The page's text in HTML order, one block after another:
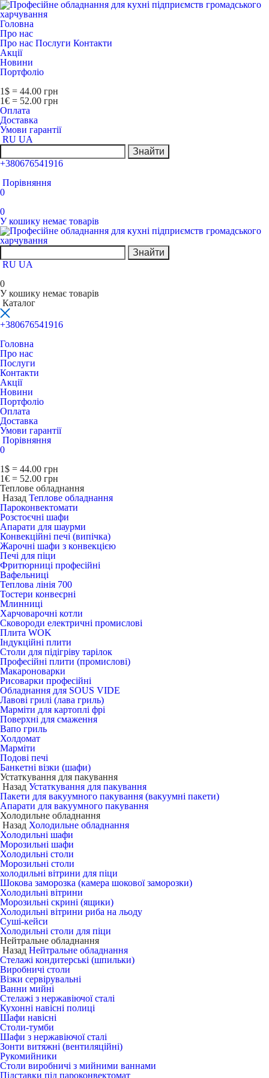
Головна
Про нас
Про нас Послуги Контакти
Акції
Новини
Портфоліо
1$ = 44.00 грн
1€ = 52.00 грн
Оплата
Доставка
Умови гарантії
RU UA
Знайти
+380676541916
Порівняння
0
0
У кошику немає товарів
Знайти
RU UA
0
У кошику немає товарів
Каталог
+380676541916
Головна
Про нас
Послуги
Контакти
Акції
Новини
Портфоліо
Оплата
Доставка
Умови гарантії
Порівняння
0
1$ = 44.00 грн
1€ = 52.00 грн
Теплове обладнання
Назад Теплове обладнання
Пароконвектомати
Розстоєчні шафи
Апарати для шаурми
Конвекційні печі (випічка)
Жарочні шафи з конвекцією
Печі для піци
Фритюрниці професійні
Вафельниці
Теплова лінія 700
Тостери конвеєрні
Млинниці
Харчоварочні котли
Сковороди електричні промислові
Плита WOK
Індукційні плити
Столи для підігріву тарілок
Професійні плити (промислові)
Макароноварки
Рисоварки професійні
Обладнання для SOUS VIDE
Лавові грилі (лава гриль)
Марміти для картоплі фрі
Поверхні для смаження
Вапо гриль
Холдомат
Марміти
Подові печі
Банкетні візки (шафи)
Устаткування для пакування
Назад Устаткування для пакування
Пакети для вакуумного пакування (вакуумні пакети)
Апарати для вакуумного пакування
Холодильне обладнання
Назад Холодильне обладнання
Холодильні шафи
Морозильні шафи
Холодильні столи
Морозильні столи
холодильні вітрини для піци
Шокова заморозка (камера шокової заморозки)
Холодильні вітрини
Морозильні скрині (ящики)
Холодильні вітрини риба на льоду
Суші-кейси
Холодильні столи для піци
Нейтральне обладнання
Назад Нейтральне обладнання
Стелажі кондитерські (шпильки)
Виробничі столи
Візки сервірувальні
Ванни мийні
Стелажі з нержавіючої сталі
Кухонні навісні полиці
Шафи навісні
Столи-тумби
Шафи з нержавіючої сталі
Зонти витяжні (вентиляційні)
Рукомийники
Столи виробничі з мийними ваннами
Підставки під пароконвектомат